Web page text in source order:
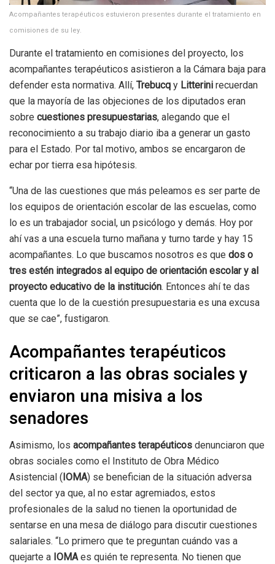
Acompañantes terapéuticos estuvieron presentes durante el tratamiento en
comisiones de su ley.
Durante el tratamiento en comisiones del proyecto, los
acompañantes terapéuticos asistieron a la Cámara baja para
defender esta normativa. Allí, Trebucq y Litterini recuerdan
que la mayoría de las objeciones de los diputados eran
sobre cuestiones presupuestarias, alegando que el
reconocimiento a su trabajo diario iba a generar un gasto
para el Estado. Por tal motivo, ambos se encargaron de
echar por tierra esa hipótesis.
“Una de las cuestiones que más peleamos es ser parte de
los equipos de orientación escolar de las escuelas, como
lo es un trabajador social, un psicólogo y demás. Hoy por
ahí vas a una escuela turno mañana y turno tarde y hay 15
acompañantes. Lo que buscamos nosotros es que dos o
tres estén integrados al equipo de orientación escolar y al
proyecto educativo de la institución. Entonces ahí te das
cuenta que lo de la cuestión presupuestaria es una excusa
que se cae”, fustigaron.
Acompañantes terapéuticos
criticaron a las obras sociales y
enviaron una misiva a los
senadores
Asimismo, los acompañantes terapéuticos denunciaron que
obras sociales como el Instituto de Obra Médico
Asistencial ( IOMA) se benefician de la situación adversa
del sector ya que, al no estar agremiados, estos
profesionales de la salud no tienen la oportunidad de
sentarse en una mesa de diálogo para discutir cuestiones
salariales. “Lo primero que te preguntan cuándo vas a
quejarte a IOMAes quién te representa. No tienen que